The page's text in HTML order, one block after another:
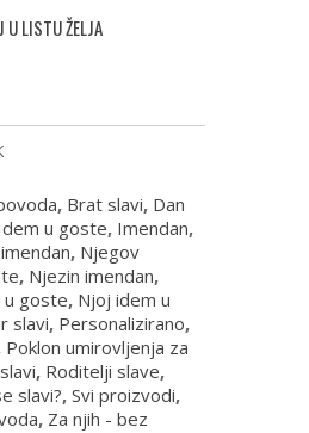
U LISTU ŽELJA
, Brat slavi, Dan
u goste, Imendan,
, Njegov
, Njezin imendan,
u goste, Njoj idem u
slavi, Personalizirano,
Poklon umirovljenja za
, Roditelji slave,
slavi?, Svi proizvodi,
, Za njih - bez